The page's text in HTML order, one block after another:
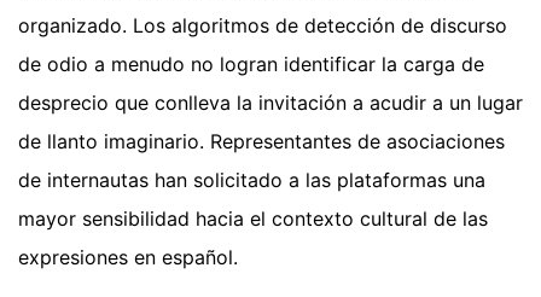
organizado. Los algoritmos de detección de discurso
de odio a menudo no logran identificar la carga de
desprecio que conlleva la invitación a acudir a un lugar
de llanto imaginario. Representantes de asociaciones
de internautas han solicitado a las plataformas una
mayor sensibilidad hacia el contexto cultural de las
expresiones en español.